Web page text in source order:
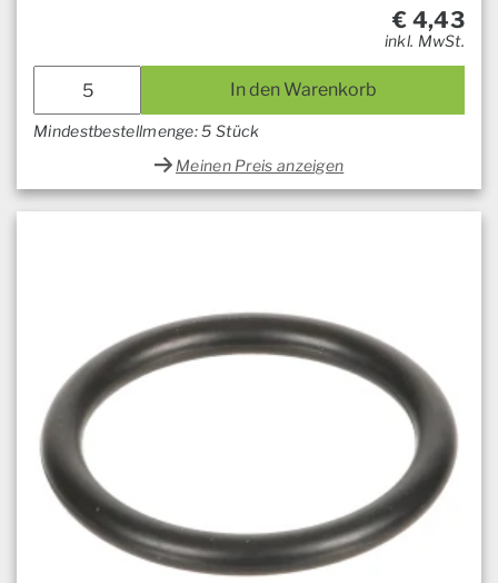
€ 4,43
inkl. MwSt.
In den Warenkorb
Mindestbestellmenge: 5 Stück
Meinen Preis anzeigen